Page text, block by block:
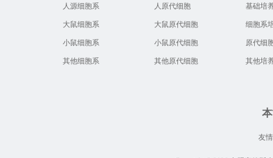
人源细胞系
大鼠细胞系
小鼠细胞系
其他细胞系
人原代细胞
大鼠原代细胞
小鼠原代细胞
其他原代细胞
基础培
细胞系
原代细
其他培
友